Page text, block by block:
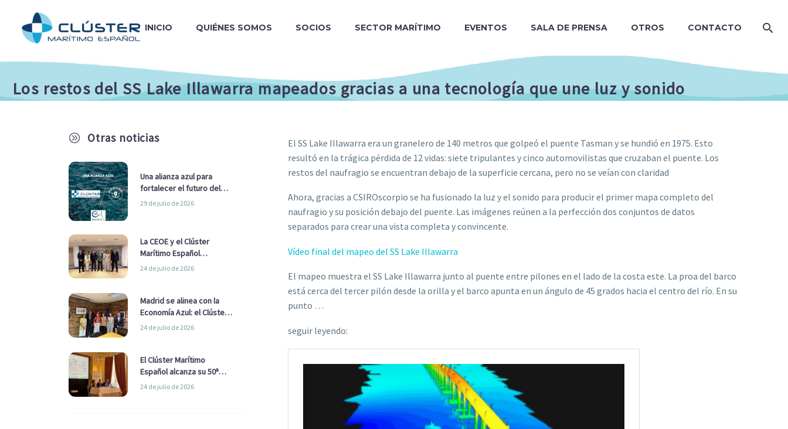
INICIO QUIÉNES SOMOS SOCIOS SECTOR MARÍTIMO EVENTOS SALA DE PRENSA OTROS CONTACTO
Los restos del SS Lake Illawarra mapeados gracias a una tecnología que une luz y sonido
A Otras noticias
Una alianza azul para
fortalecer el futuro del
sector marítimo
29 de julio de 2026
La CEOE y el Clúster
Marítimo Español
refuerzan su alianza para
24 de julio de 2026
Madrid se alinea con la
Economía Azul: el Clúster
Marítimo Español y la Real
Ayuntamiento
24 de julio de 2026
El Clúster Marítimo
Español alcanza su 50ª
Asamblea reafirmando su
24 de julio de 2026
El SS Lake Illawarra era un granelero de 140 metros que golpeó el puente Tasman y se hundió en 1975. Esto
resultó en la trágica pérdida de 12 vidas: siete tripulantes y cinco automovilistas que cruzaban el puente. Los
restos del naufragio se encuentran debajo de la superficie cercana, pero no se veían con claridad
Ahora, gracias a CSIROscorpio se ha fusionado la luz y el sonido para producir el primer mapa completo del
naufragio y su posición debajo del puente. Las imágenes reúnen a la perfección dos conjuntos de datos
separados para crear una vista completa y convincente.
Vídeo final del mapeo del SS Lake Illawarra
El mapeo muestra el SS Lake Illawarra junto al puente entre pilones en el lado de la costa este. La proa del barco
está cerca del tercer pilón desde la orilla y el barco apunta en un ángulo de 45 grados hacia el centro del río. En su
punto …
seguir leyendo: